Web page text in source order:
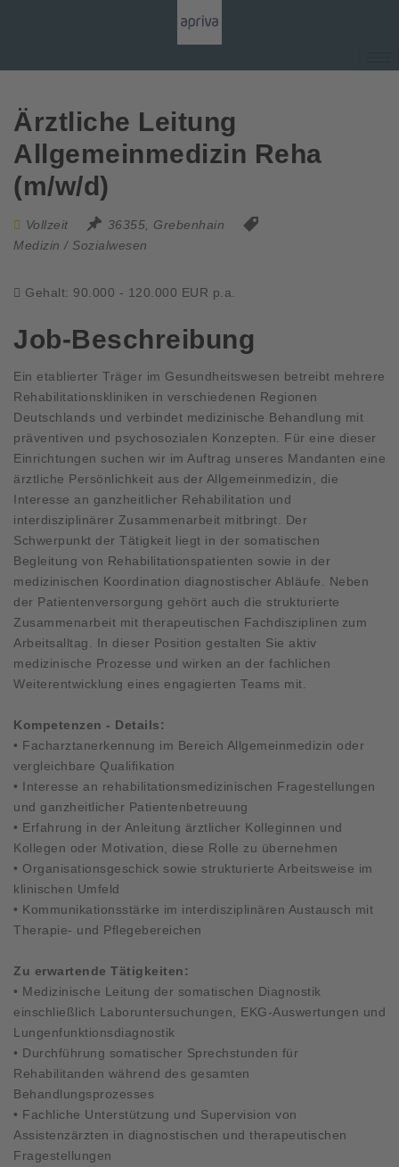
Ärztliche Leitung
Allgemeinmedizin Reha
(m/w/d)
Vollzeit
36355, Grebenhain
Medizin / Sozialwesen
Gehalt: 90.000 - 120.000 EUR p.a.
Job-Beschreibung
Ein etablierter Träger im Gesundheitswesen betreibt mehrere
Rehabilitationskliniken in verschiedenen Regionen
Deutschlands und verbindet medizinische Behandlung mit
präventiven und psychosozialen Konzepten. Für eine dieser
Einrichtungen suchen wir im Auftrag unseres Mandanten eine
ärztliche Persönlichkeit aus der Allgemeinmedizin, die
Interesse an ganzheitlicher Rehabilitation und
interdisziplinärer Zusammenarbeit mitbringt. Der
Schwerpunkt der Tätigkeit liegt in der somatischen
Begleitung von Rehabilitationspatienten sowie in der
medizinischen Koordination diagnostischer Abläufe. Neben
der Patientenversorgung gehört auch die strukturierte
Zusammenarbeit mit therapeutischen Fachdisziplinen zum
Arbeitsalltag. In dieser Position gestalten Sie aktiv
medizinische Prozesse und wirken an der fachlichen
Weiterentwicklung eines engagierten Teams mit.
Kompetenzen - Details:
• Facharztanerkennung im Bereich Allgemeinmedizin oder
vergleichbare Qualifikation
• Interesse an rehabilitationsmedizinischen Fragestellungen
und ganzheitlicher Patientenbetreuung
• Erfahrung in der Anleitung ärztlicher Kolleginnen und
Kollegen oder Motivation, diese Rolle zu übernehmen
• Organisationsgeschick sowie strukturierte Arbeitsweise im
klinischen Umfeld
• Kommunikationsstärke im interdisziplinären Austausch mit
Therapie- und Pflegebereichen
Zu erwartende Tätigkeiten:
• Medizinische Leitung der somatischen Diagnostik
einschließlich Laboruntersuchungen, EKG-Auswertungen und
Lungenfunktionsdiagnostik
• Durchführung somatischer Sprechstunden für
Rehabilitanden während des gesamten
Behandlungsprozesses
• Fachliche Unterstützung und Supervision von
Assistenzärzten in diagnostischen und therapeutischen
Fragestellungen